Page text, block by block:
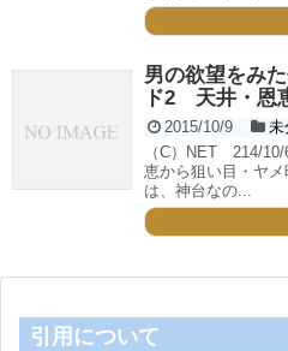
男の欲望をみ
ド2 天井・恩
2015/10/9
未
（C）NET 214/
恵から狙い目・ヤ
は、神台なの...
引用について